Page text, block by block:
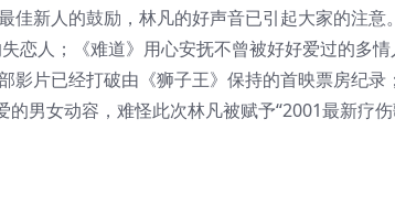
佳新人的鼓励，林凡的好声音已引起大家的注意
恋人；《难道》用心安抚不曾被好好爱过的多
影片已经打破由《狮子王》保持的首映票房纪录
男女动容，难怪此次林凡被赋予“2001最新疗